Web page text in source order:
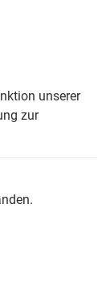
unserer
zur